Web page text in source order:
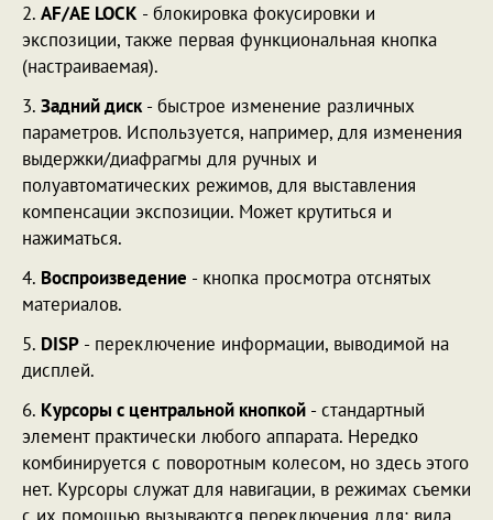
2. AF/AE LOCK - блокировка фокусировки и
экспозиции, также первая функциональная кнопка
(настраиваемая).
3. Задний диск- быстрое изменение различных
параметров. Используется, например, для изменения
выдержки/диафрагмы для ручных и
полуавтоматических режимов, для выставления
компенсации экспозиции. Может крутиться и
нажиматься.
4. Воспроизведение - кнопка просмотра отснятых
материалов.
5. DISP - переключение информации, выводимой на
дисплей.
6. Курсоры с центральной кнопкой - стандартный
элемент практически любого аппарата. Нередко
комбинируется с поворотным колесом, но здесь этого
нет. Курсоры служат для навигации, в режимах съемки